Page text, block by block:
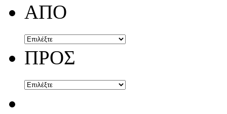
ΑΠΟ
ΠΡΟΣ